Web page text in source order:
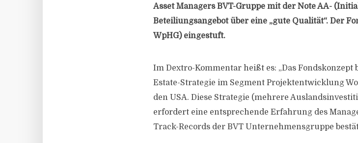
Asset Managers BVT-Gruppe mit der Note AA-
Beteiliungsangebot über eine „gute Qualität“. Der
WpHG) eingestuft.
Im Dextro-Kommentar heißt es: „Das
Estate-Strategie im Segment Projektentwicklung
den USA. Diese Strategie (mehrere
erfordert eine entsprechende Erfahrung des
Track-Records der BVT Unternehmensgruppe